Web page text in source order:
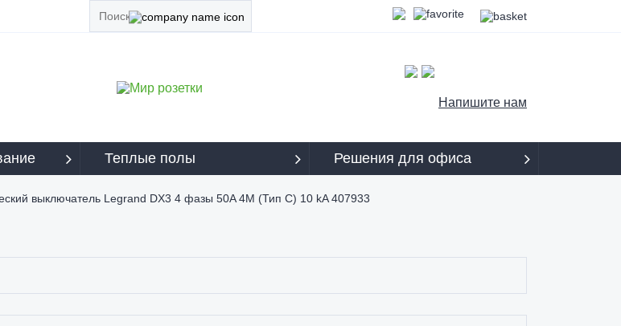
Напишите нам
Теплые полы Решения для офиса
выключатель Legrand DX3 4 фазы 50A 4М (Тип C) 10 kA 407933